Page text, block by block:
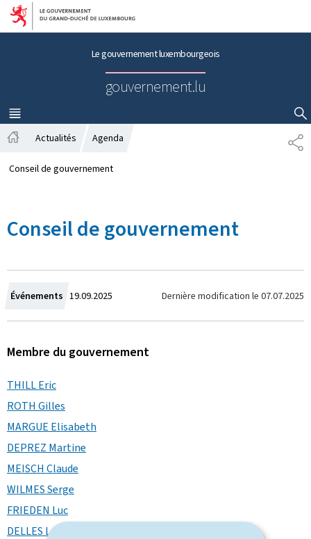
Aller au menu principal
Aller au contenu
Le gouvernement luxembourgeois
gouvernement.lu
MENU
PRINCIPAL
AFFICHER / MASQUER LA RECHERCHE
P
A
c
i
l
Actualités Agenda
Conseil de gouvernement
Conseil de gouvernement
Événements C
r
é
19.09.2025 Dernière modification le 07.07.2025
Membre du gouvernement
THILL Eric
ROTH Gilles
MARGUE Elisabeth
DEPREZ Martine
MEISCH Claude
WILMES Serge
FRIEDEN Luc
DELLES Lex